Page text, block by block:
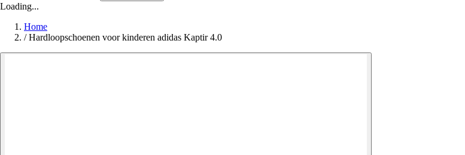
Loading...
Home
/ Hardloopschoenen voor kinderen adidas Kaptir 4.0